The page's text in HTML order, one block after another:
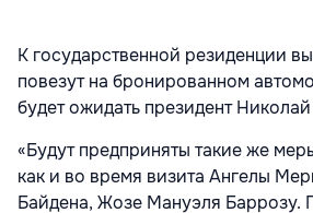
К государственной резиденции
повезут на бронированном
будет ожидать президент
«Будут предприняты такие же
как и во время визита Ангелы
Байдена, Жозе Мануэля Баррозу.